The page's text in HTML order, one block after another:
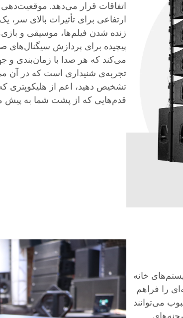
اتفاقات قرار می‌دهد. موقعیت‌دهی
ارتفاعی برای تأثیرات بالای
زنده شدن فیلم‌ها، موسیقی و
پیچیده برای پردازش سیگنال‌های
می‌کند که هر صدا با زمان‌بندی و
تجربه‌ی شنیداری است که در آن
تشخیص دهید، اعم از هلیکوپتری
قدم‌هایی که از پشت شما به پیش
خانه
را فراهم
می‌توانند